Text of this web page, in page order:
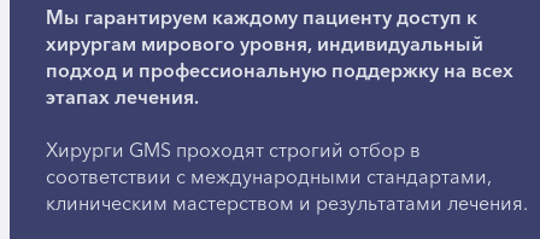
Мы гарантируем каждому пациенту доступ к
хирургам мирового уровня, индивидуальный
подход и профессиональную поддержку на всех
этапах лечения.
Хирурги GMS проходят строгий отбор в
соответствии с международными стандартами,
клиническим мастерством и результатами лечения.